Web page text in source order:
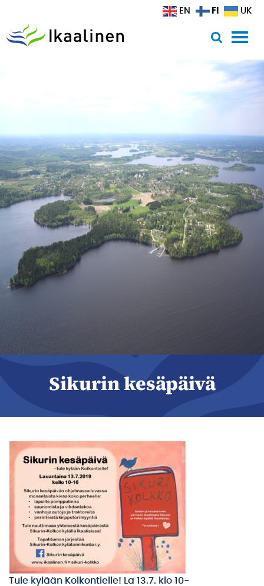
Sikurin kesäpäivä
Tule kylään Kolkontielle! La 13.7. klo 10-
EN FI UK